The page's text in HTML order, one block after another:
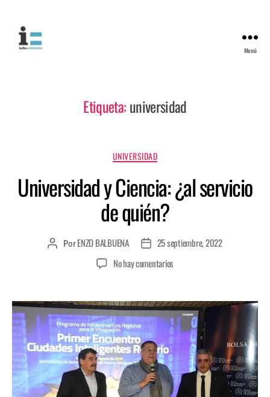
Menú
Etiqueta:universidad
UNIVERSIDAD
Universidad y Ciencia: ¿al servicio
de quién?
PorENZO BALBUENA
25 septiembre, 2022
No hay comentarios